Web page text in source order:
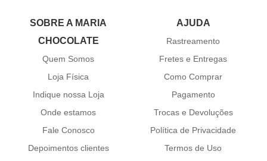
SOBRE A MARIA
CHOCOLATE
Quem Somos
Loja Física
Indique nossa Loja
Onde estamos
Fale Conosco
Depoimentos clientes
AJUDA
Rastreamento
Fretes e Entregas
Como Comprar
Pagamento
Trocas e Devoluções
Política de Privacidade
Termos de Uso